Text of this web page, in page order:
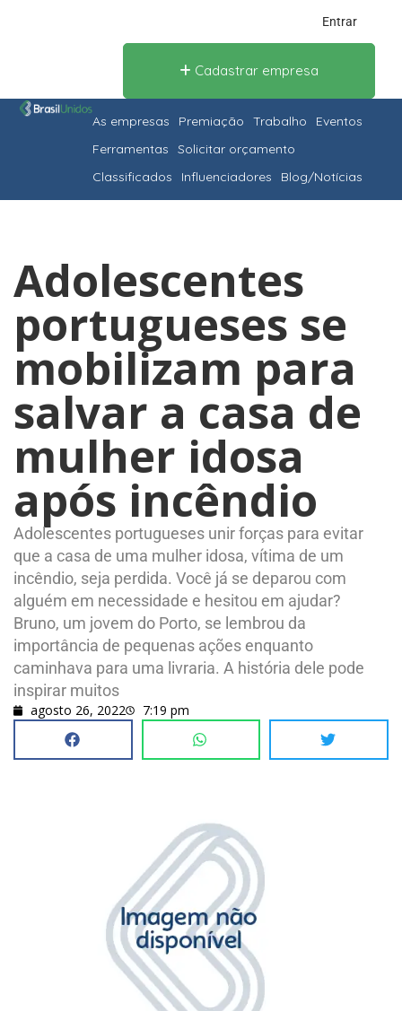
Entrar
Cadastrar empresa
As empresas Premiação Trabalho
Eventos
Ferramentas
Solicitar orçamento
Classificados
Influenciadores Blog/Notícias
Adolescentes
portugueses se
mobilizam para
salvar a casa de
mulher idosa
após incêndio
Adolescentes portugueses unir forças para evitar
que a casa de uma mulher idosa, vítima de um
incêndio, seja perdida. Você já se deparou com
alguém em necessidade e hesitou em ajudar?
Bruno, um jovem do Porto, se lembrou da
importância de pequenas ações enquanto
caminhava para uma livraria. A história dele pode
inspirar muitos
agosto 26, 2022 7:19 pm